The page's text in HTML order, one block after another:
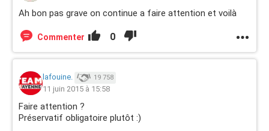
Ah bon pas grave on continue a faire attention et voilà
Commenter 0
lafouine. 19 758
11 juin 2015 à 15:58
Faire attention ?
Préservatif obligatoire plutôt :)